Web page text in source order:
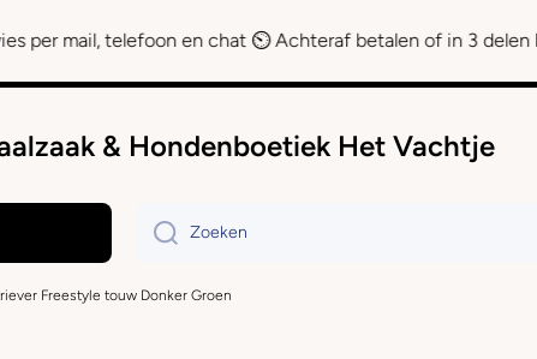
telefoon en chat ⏲ Achteraf betalen of in 3 delen betalen
& Hondenboetiek Het Vachtje
Zoeken
Freestyle touw Donker Groen